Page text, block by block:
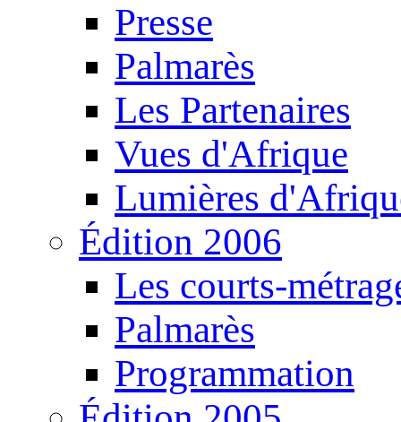
Presse
Palmarès
Les Partenaires
Vues d'Afrique
Lumières
Édition 2006
Les courts-
Palmarès
Programmation